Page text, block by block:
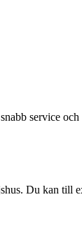
service och
Du kan till